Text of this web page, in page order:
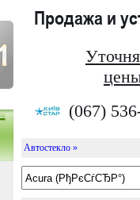
Продажа и
(067)
Автостекло »